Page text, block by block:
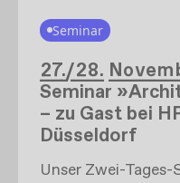
Seminar
27./28.
Seminar
– zu Gast bei
Düsseldorf
Unser Zwei-